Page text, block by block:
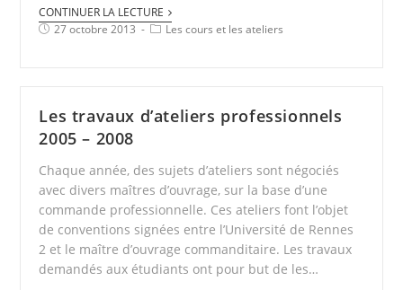
CONTINUER LA LECTURE
27 octobre 2013
Les cours et les ateliers
Les travaux d’ateliers professionnels
2005 – 2008
Chaque année, des sujets d’ateliers sont négociés
avec divers maîtres d’ouvrage, sur la base d’une
commande professionnelle. Ces ateliers font l’objet
de conventions signées entre l’Université de Rennes
2 et le maître d’ouvrage commanditaire. Les travaux
demandés aux étudiants ont pour but de les…